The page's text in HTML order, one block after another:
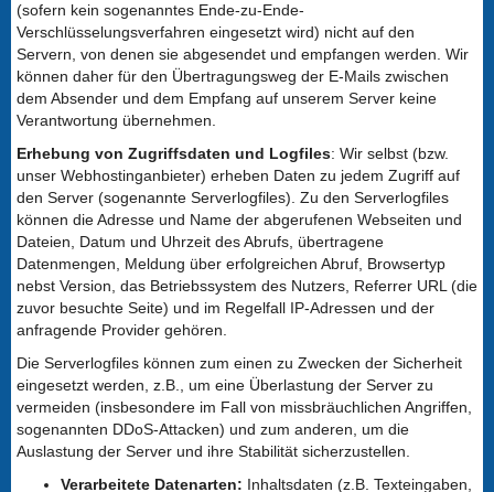
(sofern kein sogenanntes Ende-zu-Ende-
Verschlüsselungsverfahren eingesetzt wird) nicht auf den
Servern, von denen sie abgesendet und empfangen werden. Wir
können daher für den Übertragungsweg der E-Mails zwischen
dem Absender und dem Empfang auf unserem Server keine
Verantwortung übernehmen.
Erhebung von Zugriffsdaten und Logfiles: Wir selbst (bzw.
unser Webhostinganbieter) erheben Daten zu jedem Zugriff auf
den Server (sogenannte Serverlogfiles). Zu den Serverlogfiles
können die Adresse und Name der abgerufenen Webseiten und
Dateien, Datum und Uhrzeit des Abrufs, übertragene
Datenmengen, Meldung über erfolgreichen Abruf, Browsertyp
nebst Version, das Betriebssystem des Nutzers, Referrer URL (die
zuvor besuchte Seite) und im Regelfall IP-Adressen und der
anfragende Provider gehören.
Die Serverlogfiles können zum einen zu Zwecken der Sicherheit
eingesetzt werden, z.B., um eine Überlastung der Server zu
vermeiden (insbesondere im Fall von missbräuchlichen Angriffen,
sogenannten DDoS-Attacken) und zum anderen, um die
Auslastung der Server und ihre Stabilität sicherzustellen.
Verarbeitete Datenarten: Inhaltsdaten (z.B. Texteingaben,